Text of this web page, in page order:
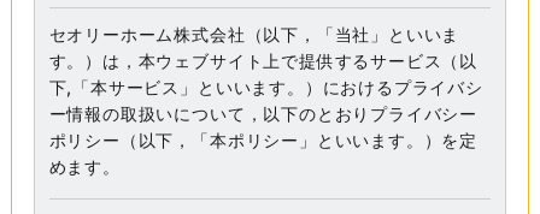
セオリーホーム株式会社（以下，「当社」といいま
す。）は，本ウェブサイト上で提供するサービス（以
下,「本サービス」といいます。）におけるプライバシ
ー情報の取扱いについて，以下のとおりプライバシー
ポリシー（以下，「本ポリシー」といいます。）を定
めます。